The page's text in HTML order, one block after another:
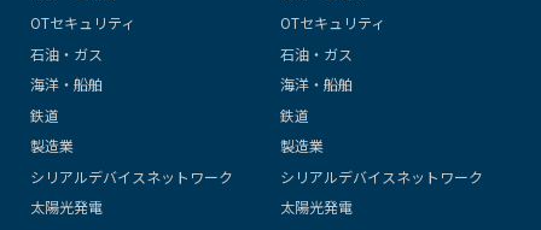
OTセキュリティ
石油・ガス
海洋・船舶
鉄道
製造業
シリアルデバイスネットワーク
太陽光発電
OTセキュリティ
石油・ガス
海洋・船舶
鉄道
製造業
シリアルデバイスネットワーク
太陽光発電